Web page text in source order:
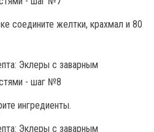
соедините желтки, крахмал и 80
ингредиенты.